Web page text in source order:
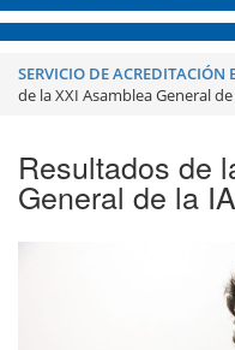
SERVICIO DE ACREDITACIÓN
de la XXI Asamblea General de
Resultados de
General de la